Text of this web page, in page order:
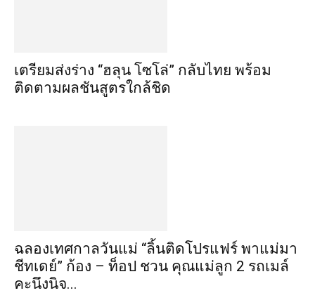
เตรียมส่งร่าง “ฮลุน โซโล่” กลับไทย พร้อม
ติดตามผลชันสูตรใกล้ชิด
ฉลองเทศกาลวันแม่ “ลิ้นติดโปรแฟร์ พาแม่มา
ชีทเดย์” ก้อง – ท็อป ชวน คุณแม่ลูก 2 รถเมล์
คะนึงนิจ...